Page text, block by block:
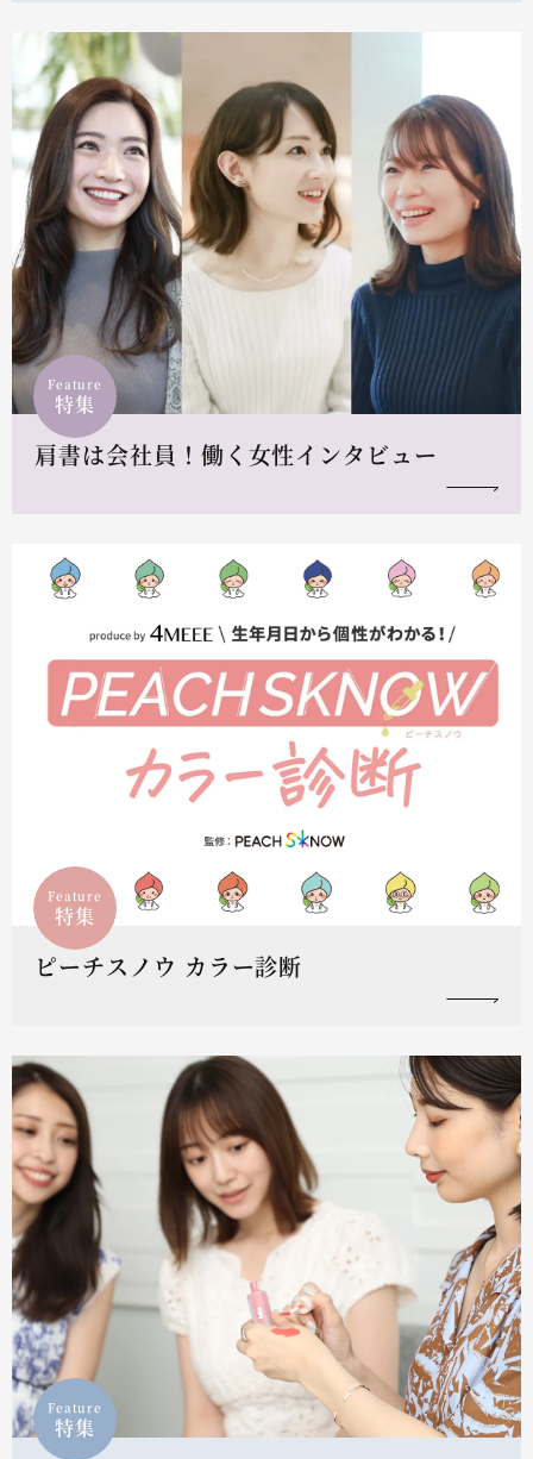
Feature
特集
肩書は会社員！働く女性インタビュー
Feature
特集
ピーチスノウ カラー診断
Feature
特集